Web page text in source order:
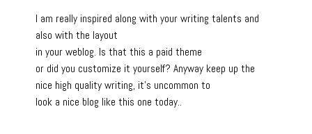
I am really inspired along with your writing talents and
also with the layout
in your weblog. Is that this a paid theme
or did you customize it yourself? Anyway keep up the
nice high quality writing, it’s uncommon to
look a nice blog like this one today..